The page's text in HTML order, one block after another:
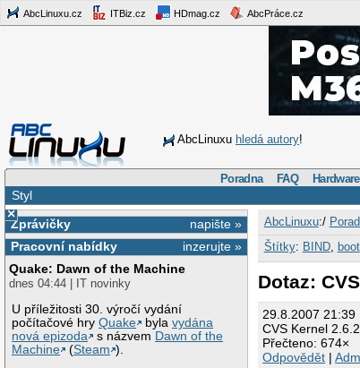
AbcLinuxu.cz ITBiz.cz HDmag.cz AbcPráce.cz
AbcLinuxu hledá autory!
Poradna FAQ Hardware
Styl
×
napište »
Zprávičky
inzerujte »
Pracovní nabídky
Quake: Dawn of the Machine
dnes 04:44 | IT novinky
U příležitosti 30. výročí vydání
počítačové hryQuake bylavydána
nová epizoda
s názvem Dawn of the
Machine
(Steam ).
AbcLinuxu:/
Štítky: BIND, boot,
Dotaz:
29.8.2007 21:39
CVS Kernel
Přečteno: 674×
Odpovědět |